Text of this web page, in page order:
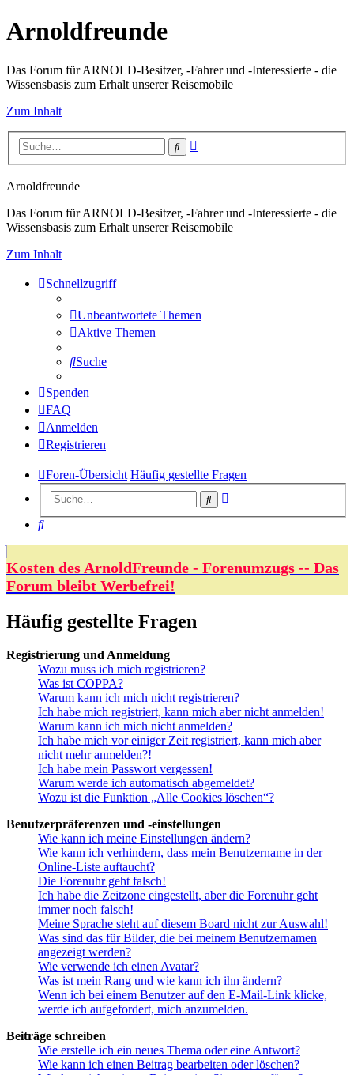
Arnoldfreunde
Das Forum für ARNOLD-Besitzer, -Fahrer und -Interessierte - die
Wissensbasis zum Erhalt unserer Reisemobile
Zum Inhalt
Suche
Arnoldfreunde
Das Forum für ARNOLD-Besitzer, -Fahrer und -Interessierte - die
Wissensbasis zum Erhalt unserer Reisemobile
Zum Inhalt
Schnellzugriff
Unbeantwortete Themen
Aktive Themen
Suche
Spenden
FAQ
Anmelden
Registrieren
Foren-Übersicht Häufig gestellte Fragen
Suche
Suche
Kosten des ArnoldFreunde - Forenumzugs -- Das
Forum bleibt Werbefrei!
Häufig gestellte Fragen
Registrierung und Anmeldung
Wozu muss ich mich registrieren?
Was ist COPPA?
Warum kann ich mich nicht registrieren?
Ich habe mich registriert, kann mich aber nicht anmelden!
Warum kann ich mich nicht anmelden?
Ich habe mich vor einiger Zeit registriert, kann mich aber
nicht mehr anmelden?!
Ich habe mein Passwort vergessen!
Warum werde ich automatisch abgemeldet?
Wozu ist die Funktion „Alle Cookies löschen“?
Benutzerpräferenzen und -einstellungen
Wie kann ich meine Einstellungen ändern?
Wie kann ich verhindern, dass mein Benutzername in der
Online-Liste auftaucht?
Die Forenuhr geht falsch!
Ich habe die Zeitzone eingestellt, aber die Forenuhr geht
immer noch falsch!
Meine Sprache steht auf diesem Board nicht zur Auswahl!
Was sind das für Bilder, die bei meinem Benutzernamen
angezeigt werden?
Wie verwende ich einen Avatar?
Was ist mein Rang und wie kann ich ihn ändern?
Wenn ich bei einem Benutzer auf den E-Mail-Link klicke,
werde ich aufgefordert, mich anzumelden.
Beiträge schreiben
Wie erstelle ich ein neues Thema oder eine Antwort?
Wie kann ich einen Beitrag bearbeiten oder löschen?